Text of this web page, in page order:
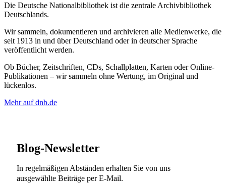
Die Deutsche Nationalbibliothek ist die zentrale Archivbibliothek
Deutschlands.
Wir sammeln, dokumentieren und archivieren alle Medienwerke, die
seit 1913 in und über Deutschland oder in deutscher Sprache
veröffentlicht werden.
Ob Bücher, Zeitschriften, CDs, Schallplatten, Karten oder Online-
Publikationen – wir sammeln ohne Wertung, im Original und
lückenlos.
Mehr auf dnb.de
Blog-Newsletter
In regelmäßigen Abständen erhalten Sie von uns
ausgewählte Beiträge per E-Mail.